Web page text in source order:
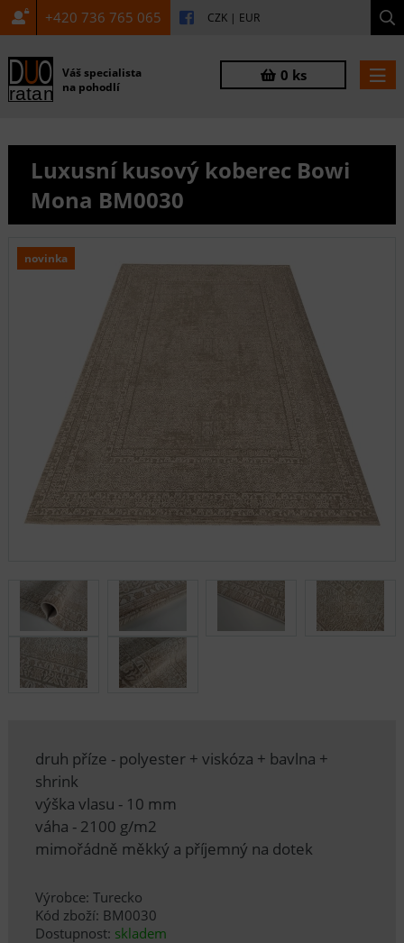
+420 736 765 065 CZK | EUR
Váš specialista
na pohodlí
0 ks
Luxusní kusový koberec Bowi
Mona BM0030
novinka
druh příze - polyester + viskóza + bavlna +
shrink
výška vlasu - 10 mm
váha - 2100 g/m2
mimořádně měkký a příjemný na dotek
Výrobce: Turecko
Kód zboží: BM0030
Dostupnost: skladem